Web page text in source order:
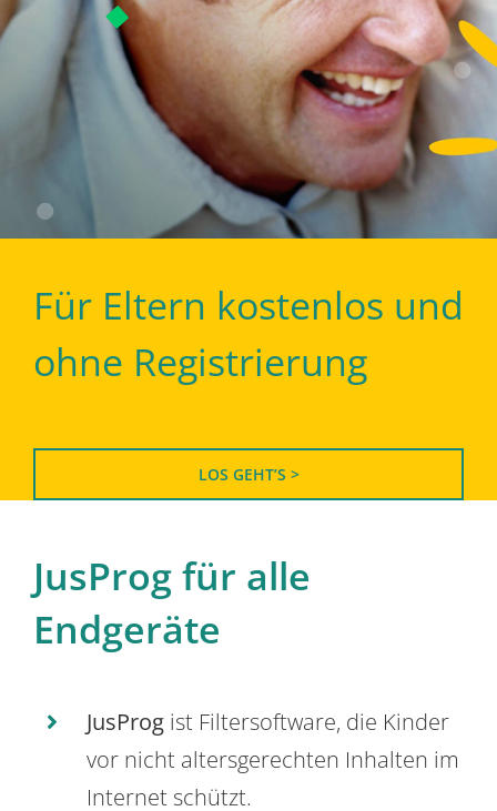
Für Eltern kostenlos und
ohne Registrierung
LOS GEHT’S >
JusProg für alle
Endgeräte
JusProg ist Filtersoftware, die Kinder
vor nicht altersgerechten Inhalten im
Internet schützt.